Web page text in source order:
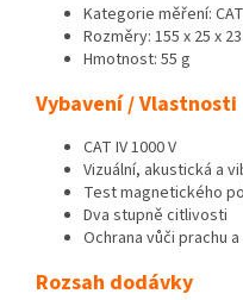
Kategorie měření:
Rozměry: 155 x 25 x
Hmotnost: 55 g
Vybavení / Vlastnosti
CAT IV 1000 V
Vizuální, akustická a
Test magnetického
Dva stupně citlivosti
Ochrana vůči prachu
Rozsah dodávky